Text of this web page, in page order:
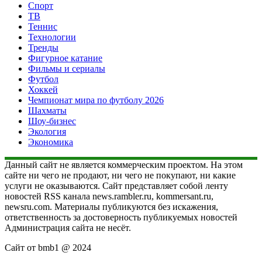
Спорт
ТВ
Теннис
Технологии
Тренды
Фигурное катание
Фильмы и сериалы
Футбол
Хоккей
Чемпионат мира по футболу 2026
Шахматы
Шоу-бизнес
Экология
Экономика
Данный сайт не является коммерческим проектом. На этом
сайте ни чего не продают, ни чего не покупают, ни какие
услуги не оказываются. Сайт представляет собой ленту
новостей RSS канала news.rambler.ru, kommersant.ru,
newsru.com. Материалы публикуются без искажения,
ответственность за достоверность публикуемых новостей
Администрация сайта не несёт.
Сайт от bmb1 @ 2024